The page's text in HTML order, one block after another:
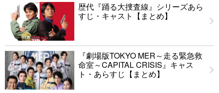
歴代『踊る大捜査線』シリーズあら
すじ・キャスト【まとめ】
『劇場版TOKYO MER～走る緊急救
命室～CAPITAL CRISIS』キャス
ト・あらすじ【まとめ】